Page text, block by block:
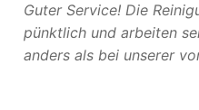
Guter Service! Die
pünktlich und arbeiten
anders als bei unserer